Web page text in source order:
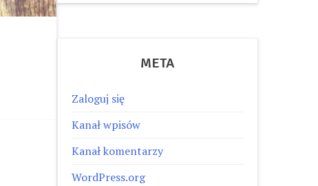
META
Zaloguj się
Kanał wpisów
Kanał komentarzy
WordPress.org